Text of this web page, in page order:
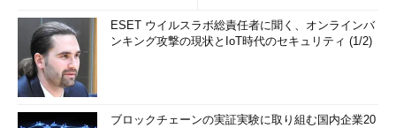
ESET ウイルスラボ総責任者に聞く、オンラインバ
ンキング攻撃の現状とIoT時代のセキュリティ (1/2)
ブロックチェーンの実証実験に取り組む国内企業20